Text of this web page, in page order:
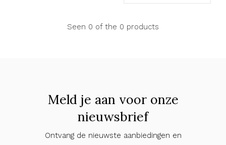
Seen 0 of the 0 products
Meld je aan voor onze
nieuwsbrief
Ontvang de nieuwste aanbiedingen en